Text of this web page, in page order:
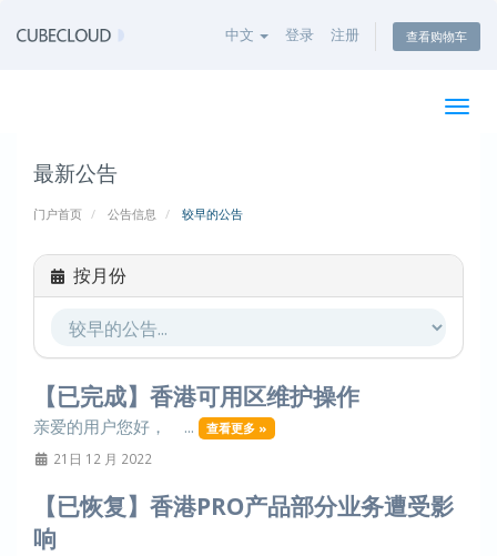
中文 登录 注册 查看购物车
切
最新公告
门户首页 公告信息 较早的公告
按月份
【已完成】香港可用区维护操作
亲爱的用户您好， ... 查看更多 »
21日 12 月 2022
【已恢复】香港PRO产品部分业务遭受影
响